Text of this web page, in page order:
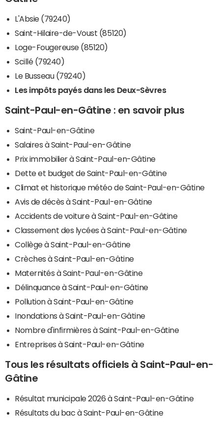
L'Absie (79240)
Saint-Hilaire-de-Voust (85120)
Loge-Fougereuse (85120)
Scillé (79240)
Le Busseau (79240)
Les impôts payés dans les Deux-Sèvres
Saint-Paul-en-Gâtine : en savoir plus
Saint-Paul-en-Gâtine
Salaires à Saint-Paul-en-Gâtine
Prix immobilier à Saint-Paul-en-Gâtine
Dette et budget de Saint-Paul-en-Gâtine
Climat et historique météo de Saint-Paul-en-Gâtine
Avis de décès à Saint-Paul-en-Gâtine
Accidents de voiture à Saint-Paul-en-Gâtine
Classement des lycées à Saint-Paul-en-Gâtine
Collège à Saint-Paul-en-Gâtine
Crèches à Saint-Paul-en-Gâtine
Maternités à Saint-Paul-en-Gâtine
Délinquance à Saint-Paul-en-Gâtine
Pollution à Saint-Paul-en-Gâtine
Inondations à Saint-Paul-en-Gâtine
Nombre d'infirmières à Saint-Paul-en-Gâtine
Entreprises à Saint-Paul-en-Gâtine
Tous les résultats officiels à Saint-Paul-en-
Gâtine
Résultat municipale 2026 à Saint-Paul-en-Gâtine
Résultats du bac à Saint-Paul-en-Gâtine